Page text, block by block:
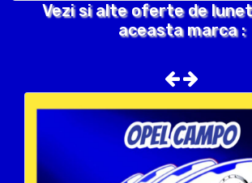
Vezi si alte oferte de
aceasta marca :